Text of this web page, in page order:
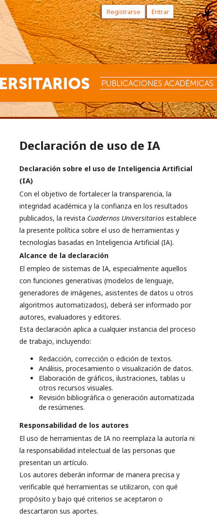
Registrarse Entrar
Declaración de uso de IA
Declaración sobre el uso de Inteligencia Artificial
(IA)
Con el objetivo de fortalecer la transparencia, la
integridad académica y la confianza en los resultados
publicados, la revista Cuadernos Universitarios establece
la presente política sobre el uso de herramientas y
tecnologías basadas en Inteligencia Artificial (IA).
Alcance de la declaración
El empleo de sistemas de IA, especialmente aquellos
con funciones generativas (modelos de lenguaje,
generadores de imágenes, asistentes de datos u otros
algoritmos automatizados), deberá ser informado por
autores, evaluadores y editores.
Esta declaración aplica a cualquier instancia del proceso
de trabajo, incluyendo:
Redacción, corrección o edición de textos.
Análisis, procesamiento o visualización de datos.
Elaboración de gráficos, ilustraciones, tablas u
otros recursos visuales.
Revisión bibliográfica o generación automatizada
de resúmenes.
Responsabilidad de los autores
El uso de herramientas de IA no reemplaza la autoría ni
la responsabilidad intelectual de las personas que
presentan un artículo.
Los autores deberán informar de manera precisa y
verificable qué herramientas se utilizaron, con qué
propósito y bajo qué criterios se aceptaron o
descartaron sus aportes.